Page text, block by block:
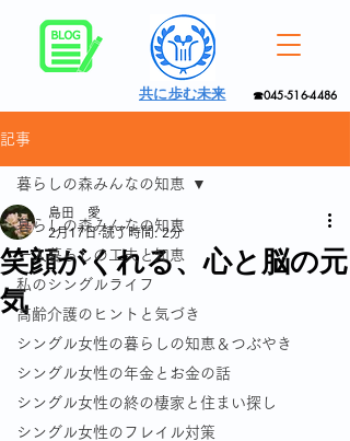
☎045-516-4486
共に歩む未来
記事
暮らしの森みんなの知恵
一人暮らしの工夫と知恵
私のシングルライフ
高齢介護のヒントと気づき
シングル女性の暮らしの知恵＆つぶやき
シングル女性の年金とお金の話
シングル女性の終の棲家と住まい探し
シングル女性のフレイル対策
暮らしの森みんなの知恵
笑顔がくれる、心と脳の元
気
島田 愛
2月17日 読了時間: 2分